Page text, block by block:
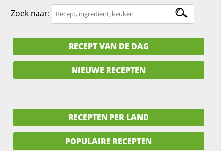
Zoek naar:
RECEPT VAN DE DAG
NIEUWE RECEPTEN
RECEPTEN PER LAND
POPULAIRE RECEPTEN